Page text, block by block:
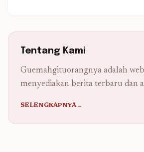
Tentang Kami
Guemahgituorangnya adalah
menyediakan berita terbaru dan
SELENGKAPNYA→